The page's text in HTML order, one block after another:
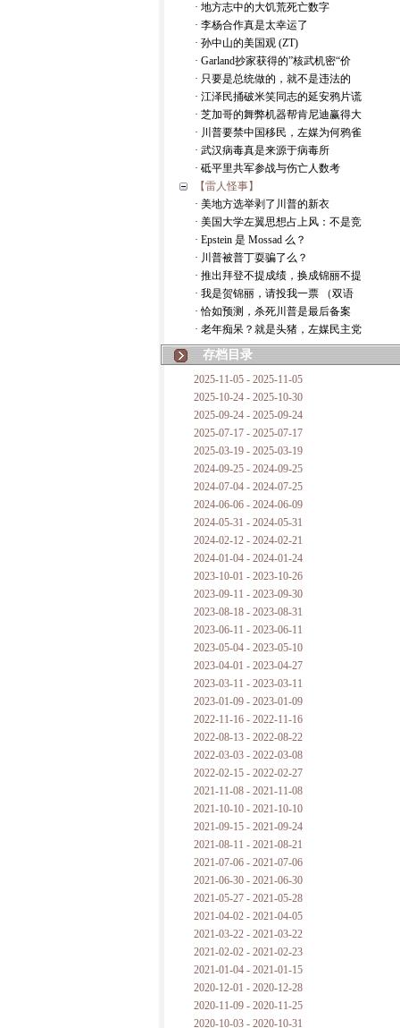
· 地方志中的大饥荒死亡数字
· 李杨合作真是太幸运了
· 孙中山的美国观 (ZT)
· Garland抄家获得的”核武机密“价
· 只要是总统做的，就不是违法的
· 江泽民捅破米笑同志的延安鸦片谎
· 芝加哥的舞弊机器帮肯尼迪赢得大
· 川普要禁中国移民，左媒为何鸦雀
· 武汉病毒真是来源于病毒所
· 砥平里共军参战与伤亡人数考
【雷人怪事】
· 美地方选举剥了川普的新衣
· 美国大学左翼思想占上风：不是竞
· Epstein 是 Mossad 么？
· 川普被普丁耍骗了么？
· 推出拜登不提成绩，换成锦丽不提
· 我是贺锦丽，请投我一票 （双语
· 恰如预测，杀死川普是最后备案
· 老年痴呆？就是头猪，左媒民主党
存档目录
2025-11-05 - 2025-11-05
2025-10-24 - 2025-10-30
2025-09-24 - 2025-09-24
2025-07-17 - 2025-07-17
2025-03-19 - 2025-03-19
2024-09-25 - 2024-09-25
2024-07-04 - 2024-07-25
2024-06-06 - 2024-06-09
2024-05-31 - 2024-05-31
2024-02-12 - 2024-02-21
2024-01-04 - 2024-01-24
2023-10-01 - 2023-10-26
2023-09-11 - 2023-09-30
2023-08-18 - 2023-08-31
2023-06-11 - 2023-06-11
2023-05-04 - 2023-05-10
2023-04-01 - 2023-04-27
2023-03-11 - 2023-03-11
2023-01-09 - 2023-01-09
2022-11-16 - 2022-11-16
2022-08-13 - 2022-08-22
2022-03-03 - 2022-03-08
2022-02-15 - 2022-02-27
2021-11-08 - 2021-11-08
2021-10-10 - 2021-10-10
2021-09-15 - 2021-09-24
2021-08-11 - 2021-08-21
2021-07-06 - 2021-07-06
2021-06-30 - 2021-06-30
2021-05-27 - 2021-05-28
2021-04-02 - 2021-04-05
2021-03-22 - 2021-03-22
2021-02-02 - 2021-02-23
2021-01-04 - 2021-01-15
2020-12-01 - 2020-12-28
2020-11-09 - 2020-11-25
2020-10-03 - 2020-10-31